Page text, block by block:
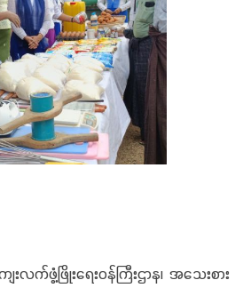
ဖြိုးရေးဝန်ကြီးဌာန၊ အသေးစား